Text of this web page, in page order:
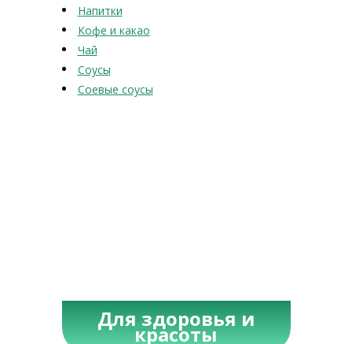
Напитки
Кофе и какао
Чай
Соусы
Соевые соусы
Для здоровья и
красоты